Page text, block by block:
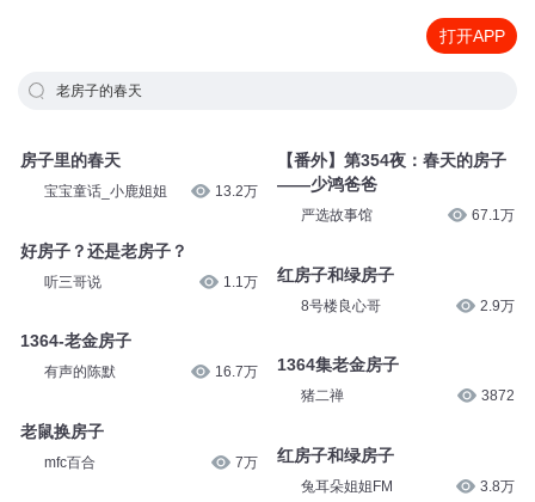
打开APP
老房子的春天
房子里的春天
宝宝童话_小鹿姐姐 13.2万
好房子？还是老房子？
听三哥说 1.1万
1364-老金房子
有声的陈默 16.7万
老鼠换房子
mfc百合 7万
【番外】第354夜：春天的房子
——少鸿爸爸
严选故事馆 67.1万
红房子和绿房子
8号楼良心哥 2.9万
1364集老金房子
猪二禅 3872
红房子和绿房子
兔耳朵姐姐FM 3.8万